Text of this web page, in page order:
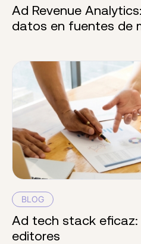
Ad Revenue
datos en fuentes de
BLOG
Ad tech stack eficaz:
editores